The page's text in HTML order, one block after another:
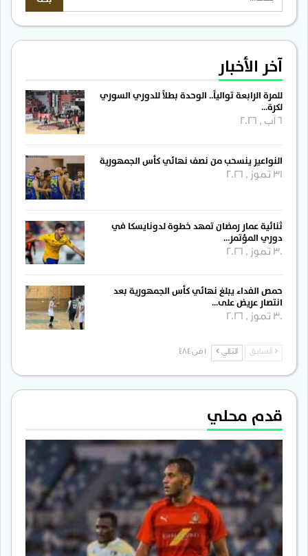
آخر الأخبار
للمرة الرابعة توالياً.. الوحدة بطلاً للدوري السوري
لكرة…
النواعير ينسحب من نصف نهائي كأس الجمهورية
31 تموز , 2026
ثنائية عمار رمضان تمهد خطوة لدونايسكا في
دوري المؤتمر…
30 تموز , 2026
حمص الفداء يبلغ نهائي كأس الجمهورية بعد
انتصار عريض على…
30 تموز , 2026
السابق التالي
قدم محلي